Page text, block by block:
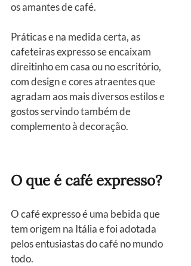
os amantes de café.
Práticas e na medida certa, as
cafeteiras expresso se encaixam
direitinho em casa ou no escritório,
com design e cores atraentes que
agradam aos mais diversos estilos e
gostos servindo também de
complemento à decoração.
O que é café expresso?
O café expresso é uma bebida que
tem origem na Itália e foi adotada
pelos entusiastas do café no mundo
todo.